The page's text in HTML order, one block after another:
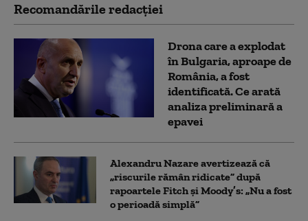
Recomandările redacţiei
Drona care a explodat
în Bulgaria, aproape de
România, a fost
identificată. Ce arată
analiza preliminară a
epavei
Alexandru Nazare avertizează că
„riscurile rămân ridicate” după
rapoartele Fitch și Moody’s: „Nu a fost
o perioadă simplă”